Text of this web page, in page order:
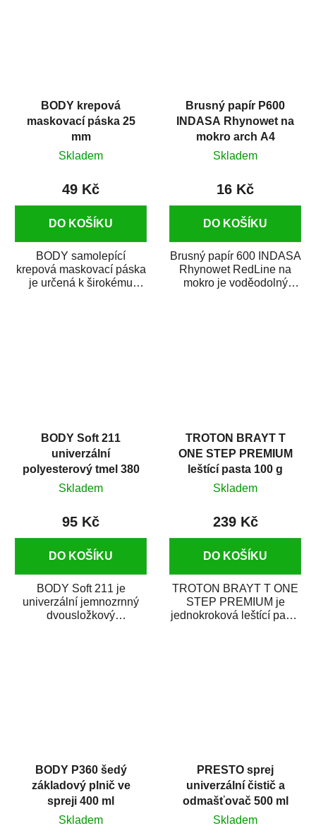
BODY krepová
maskovací páska 25
mm
Skladem
49 Kč
DO KOŠÍKU
BODY samolepící
krepová maskovací páska
je určená k širokému
Brusný papír P600
INDASA Rhynowet na
mokro arch A4
Skladem
16 Kč
DO KOŠÍKU
Brusný papír 600 INDASA
Rhynowet RedLine na
mokro je voděodolný
BODY Soft 211
univerzální
polyesterový tmel 380
g
Skladem
95 Kč
DO KOŠÍKU
BODY Soft 211 je
univerzální jemnozrnný
dvousložkový
TROTON BRAYT T
ONE STEP PREMIUM
leštící pasta 100 g
Skladem
239 Kč
DO KOŠÍKU
TROTON BRAYT T ONE
STEP PREMIUM je
jednokroková leštící pasta
BODY P360 šedý
základový plnič ve
spreji 400 ml
Skladem
PRESTO sprej
univerzální čistič a
odmašťovač 500 ml
Skladem